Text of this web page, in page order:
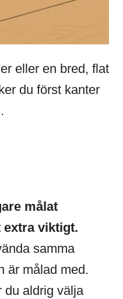
eller en bred, flat
du först kanter
målat
extra viktigt.
samma
är målad med.
du aldrig välja